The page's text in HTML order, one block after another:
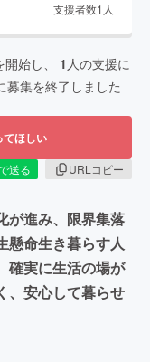
支援者数1 人
始し、 1 人の支援に
募集を終了しました
てほしい
送る
URLコピー
が進み、限界集落
懸命生き暮らす人
確実に生活の場が
、安心して暮らせ